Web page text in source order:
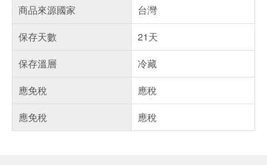
商品來源國家
台灣
保存天數
21天
保存溫層
冷藏
應免稅
應稅
應免稅
應稅